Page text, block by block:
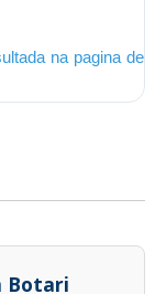
na pagina de
Botari